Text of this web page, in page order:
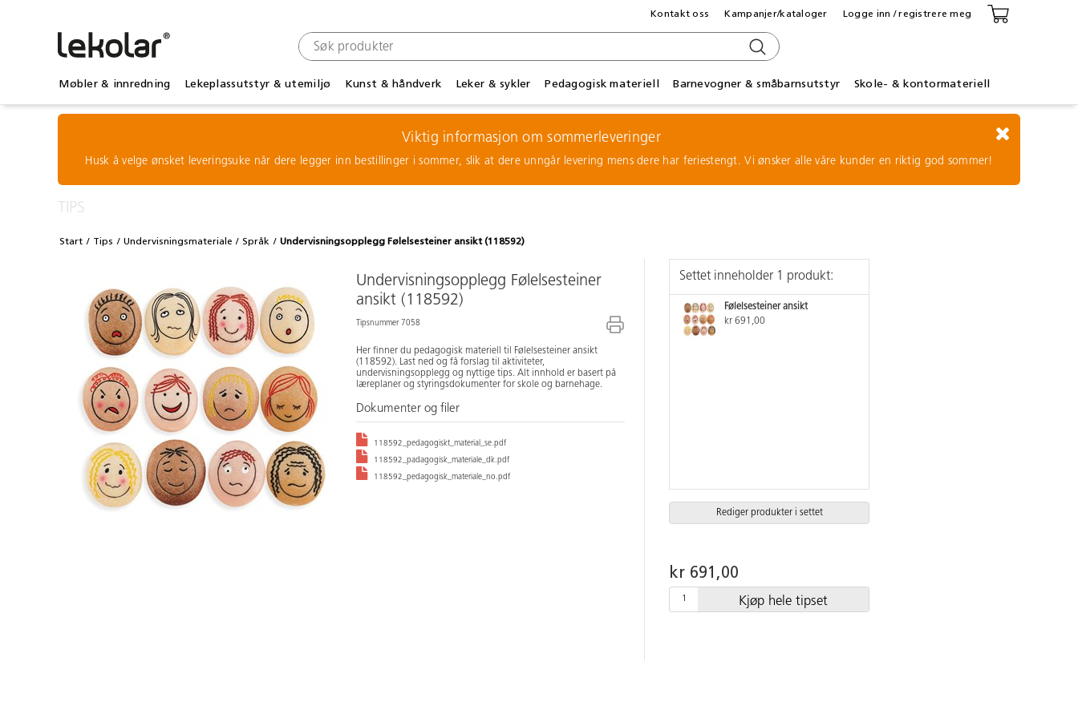
Møbler & innredning Lekeplassutstyr & utemiljø Kunst & håndverk Leker & sykler Pedagogisk materiell Barnevogner & småbarnsutstyr Skole- & kontormateriell
Kontakt oss Kampanjer/kataloger Logge inn / registrere meg
Viktig informasjon om sommerleveringer
Husk å velge ønsket leveringsuke når dere legger inn bestillinger i sommer, slik at dere unngår levering mens dere har feriestengt. Vi ønsker alle våre kunder en riktig god sommer!
TIPS
Start Tips Undervisningsmateriale Språk Undervisningsopplegg Følelsesteiner ansikt (118592)
Undervisningsopplegg Følelsesteiner
ansikt (118592)
Tipsnummer 7058
Her finner du pedagogisk materiell til Følelsesteiner ansikt
(118592). Last ned og få forslag til aktiviteter,
undervisningsopplegg og nyttige tips. Alt innhold er basert på
læreplaner og styringsdokumenter for skole og barnehage.
Dokumenter og filer
118592_pedagogiskt_material_se.pdf
118592_padagogisk_materiale_dk.pdf
118592_pedagogisk_materiale_no.pdf
Settet inneholder 1 produkt:
Følelsesteiner ansikt
kr 691,00
Rediger produkter i settet
kr 691,00
Kjøp hele tipset